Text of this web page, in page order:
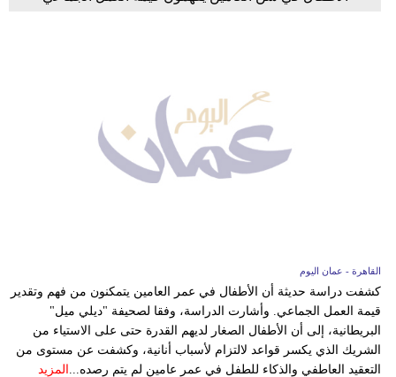
القاهرة - عمان اليوم
كشفت دراسة حديثة أن الأطفال في عمر العامين يتمكنون من فهم وتقدير
قيمة العمل الجماعي. وأشارت الدراسة، وفقا لصحيفة "ديلي ميل"
البريطانية، إلى أن الأطفال الصغار لديهم القدرة حتى على الاستياء من
الشريك الذي يكسر قواعد لالتزام لأسباب أنانية، وكشفت عن مستوى من
التعقيد العاطفي والذكاء للطفل في عمر عامين لم يتم رصده... المزيد